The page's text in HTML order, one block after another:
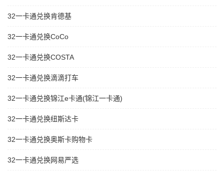
32一卡通兑换肯德基
32一卡通兑换CoCo
32一卡通兑换COSTA
32一卡通兑换滴滴打车
32一卡通兑换锦江e卡通(锦江一卡通)
32一卡通兑换纽斯达卡
32一卡通兑换奥斯卡购物卡
32一卡通兑换网易严选